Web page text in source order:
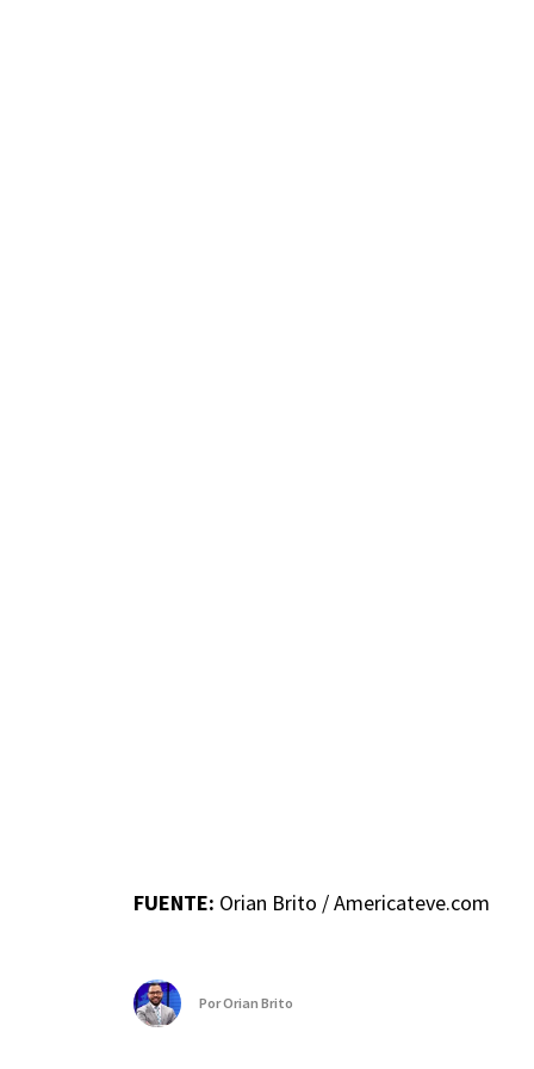
FUENTE: Orian Brito / Americateve.com
PorOrian Brito